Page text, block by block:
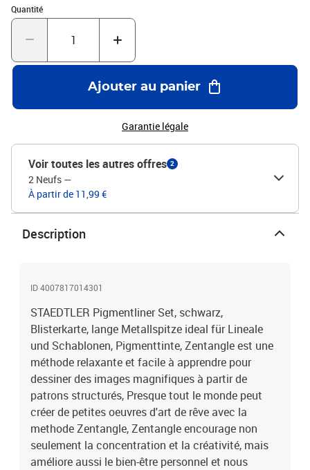
par Rick Roberts et Maria Thomas, pour aider les êtres humains à
atteindre un état méditatif et, relaxant au travers du dessin de
patrons prédéfinis - Justement la méditation sans méditer.
vous retrouver, dans un état paisible et détendu dans lequel vous
oubliez le monde autour de vous. Ceci est en partie dû au fait que
le résultat du Zentangle n'est pas prédéfini - et, donc le résultat
final du travail est une surprise.
Quantité
Quantité : 1
Ajouter au panier
Garantie légale
Voir toutes les autres offres 2
2 Neufs —
À partir de 11,99 €
Description
ID 4007817014301
STAEDTLER Pigmentliner Set, schwarz,
Blisterkarte, lange Metallspitze ideal für Lineale
und Schablonen, Pigmenttinte, Zentangle est une
méthode relaxante et facile à apprendre pour
dessiner des images magnifiques à partir de
patrons structurés, Presque tout le monde peut
créer de petites oeuvres d'art de rêve avec la
methode Zentangle, Zentangle encourage non
seulement la concentration et la créativité, mais
améliore aussi le bien-être personnel et nous